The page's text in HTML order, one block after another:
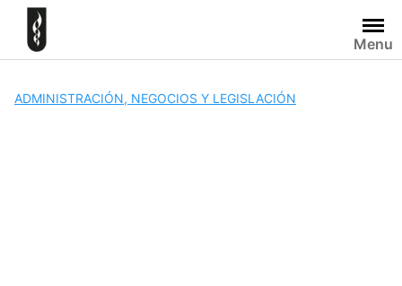
Skip
content
Menu
ADMINISTRACIÓN, NEGOCIOS Y LEGISLACIÓN